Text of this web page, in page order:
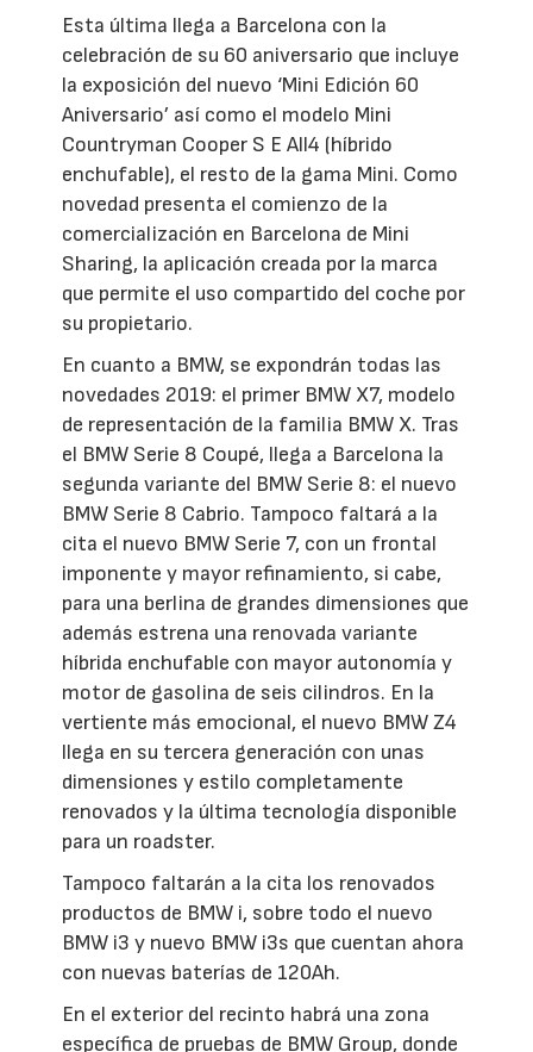
Esta última llega a Barcelona con la
celebración de su 60 aniversario que incluye
la exposición del nuevo ‘Mini Edición 60
Aniversario’ así como el modelo Mini
Countryman Cooper S E All4 (híbrido
enchufable), el resto de la gama Mini. Como
novedad presenta el comienzo de la
comercialización en Barcelona de Mini
Sharing, la aplicación creada por la marca
que permite el uso compartido del coche por
su propietario.
En cuanto a BMW, se expondrán todas las
novedades 2019: el primer BMW X7, modelo
de representación de la familia BMW X. Tras
el BMW Serie 8 Coupé, llega a Barcelona la
segunda variante del BMW Serie 8: el nuevo
BMW Serie 8 Cabrio. Tampoco faltará a la
cita el nuevo BMW Serie 7, con un frontal
imponente y mayor refinamiento, si cabe,
para una berlina de grandes dimensiones que
además estrena una renovada variante
híbrida enchufable con mayor autonomía y
motor de gasolina de seis cilindros. En la
vertiente más emocional, el nuevo BMW Z4
llega en su tercera generación con unas
dimensiones y estilo completamente
renovados y la última tecnología disponible
para un roadster.
Tampoco faltarán a la cita los renovados
productos de BMW i, sobre todo el nuevo
BMW i3 y nuevo BMW i3s que cuentan ahora
con nuevas baterías de 120Ah.
En el exterior del recinto habrá una zona
específica de pruebas de BMW Group, donde